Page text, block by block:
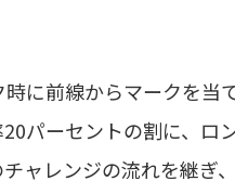
に前線からマークを当
パーセントの割に、ロ
ャレンジの流れを継ぎ